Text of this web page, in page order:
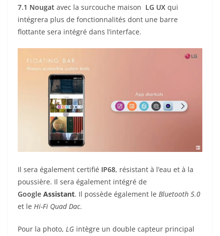
7.1 Nougat avec la surcouche maison LG UX qui
intégrera plus de fonctionnalités dont une barre
flottante sera intégré dans l’interface.
Il sera également certifié IP68, résistant à l’eau et à la
poussière. Il sera également intégré de
Google Assistant. Il possède également le Bluetooth 5.0
et le Hi-Fi Quad Dac.
Pour la photo, LG intègre un double capteur principal